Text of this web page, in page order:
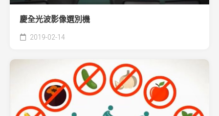
慶全光波影像選別機
2019-02-14